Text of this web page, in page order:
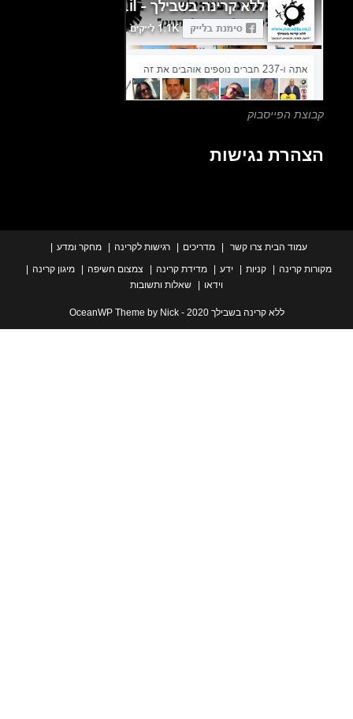
הפייסבוק
נגישות
עמוד הבית צרו קשר מדריכים רגישות לקרינה
מחקר ומדע
קרינה
קניות ידע מדידת קרינה צמצום חשיפה
מיגון קרינה
שאלות ותשובות
ללא קרינה בשבילך 2020 - OceanWP Theme by Nick